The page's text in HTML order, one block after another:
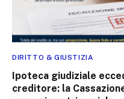
DIRITTO & GIUSTIZIA
Ipoteca giudiziale
creditore: la